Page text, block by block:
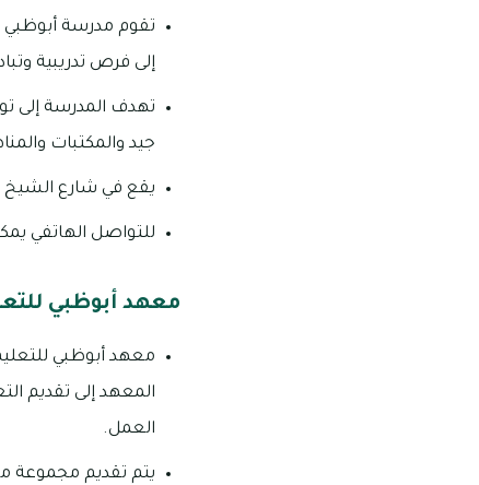
تقوم مدرسة
إلى فرص تدريبية
تهدف المدرسة إلى
جيد والمكتبات
يقع في شارع الشيخ
للتواصل الهاتفي يمكنك
معهد أبوظبي
معهد أبوظبي
المعهد إلى تقديم
العمل.
يتم تقديم مجموعة